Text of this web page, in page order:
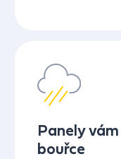
Panely
bouřce